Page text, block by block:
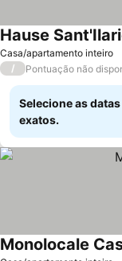
Casa/apartamento inteiro
Hause
/ Pontuação não
Selecione as
exatos.
Monolocale